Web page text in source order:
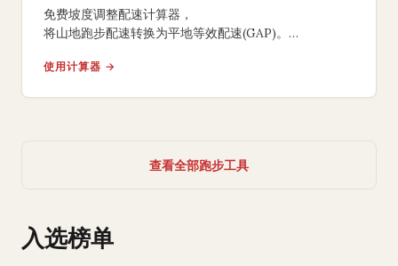
免费坡度调整配速计算器，
将山地跑步配速转换为平地等效配速(GAP)。
将上坡和下坡跑步标准化，
使用计算器 →
查看全部跑步工具
入选榜单